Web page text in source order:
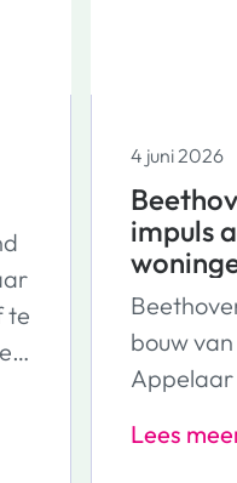
te
4 juni 2026
impuls
Geldrop
bouw
Appelaar
Lees